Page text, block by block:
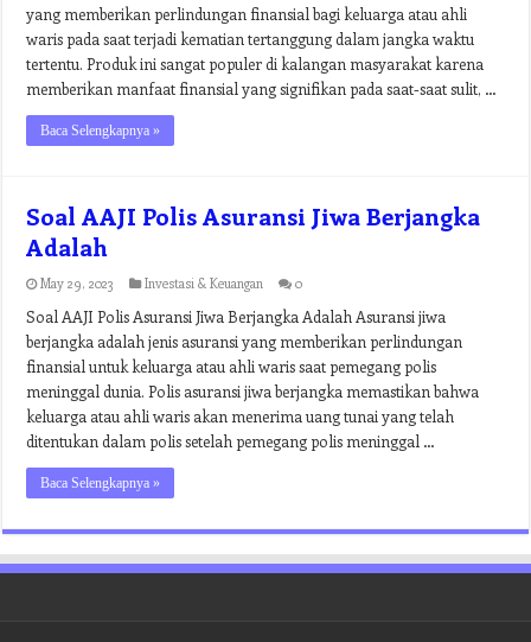
yang memberikan perlindungan finansial bagi keluarga atau ahli
waris pada saat terjadi kematian tertanggung dalam jangka waktu
tertentu. Produk ini sangat populer di kalangan masyarakat karena
memberikan manfaat finansial yang signifikan pada saat-saat sulit, …
Baca Selengkapnya »
Soal AAJI Polis Asuransi Jiwa Berjangka
Adalah
May 29, 2023 Investasi & Keuangan 0
Soal AAJI Polis Asuransi Jiwa Berjangka Adalah Asuransi jiwa
berjangka adalah jenis asuransi yang memberikan perlindungan
finansial untuk keluarga atau ahli waris saat pemegang polis
meninggal dunia. Polis asuransi jiwa berjangka memastikan bahwa
keluarga atau ahli waris akan menerima uang tunai yang telah
ditentukan dalam polis setelah pemegang polis meninggal …
Baca Selengkapnya »